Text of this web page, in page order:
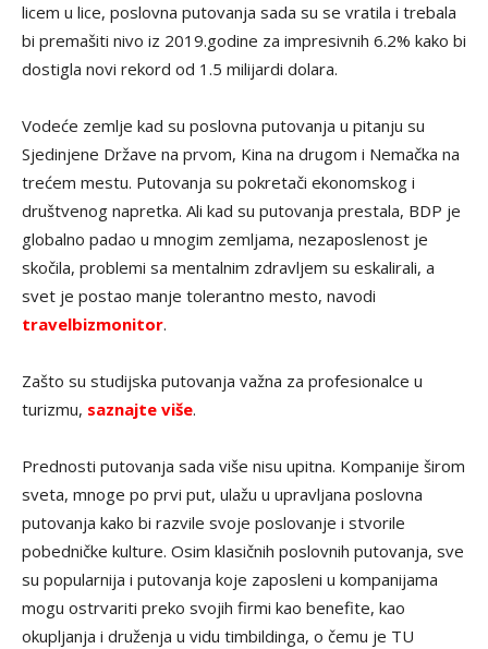
licem u lice, poslovna putovanja sada su se vratila i trebala
bi premašiti nivo iz 2019.godine za impresivnih 6.2% kako bi
dostigla novi rekord od 1.5 milijardi dolara.
Vodeće zemlje kad su poslovna putovanja u pitanju su
Sjedinjene Države na prvom, Kina na drugom i Nemačka na
trećem mestu. Putovanja su pokretači ekonomskog i
društvenog napretka. Ali kad su putovanja prestala, BDP je
globalno padao u mnogim zemljama, nezaposlenost je
skočila, problemi sa mentalnim zdravljem su eskalirali, a
svet je postao manje tolerantno mesto, navodi
travelbizmonitor.
Zašto su studijska putovanja važna za profesionalce u
turizmu, saznajte više.
Prednosti putovanja sada više nisu upitna. Kompanije širom
sveta, mnoge po prvi put, ulažu u upravljana poslovna
putovanja kako bi razvile svoje poslovanje i stvorile
pobedničke kulture. Osim klasičnih poslovnih putovanja, sve
su popularnija i putovanja koje zaposleni u kompanijama
mogu ostrvariti preko svojih firmi kao benefite, kao
okupljanja i druženja u vidu timbildinga, o čemu je TU